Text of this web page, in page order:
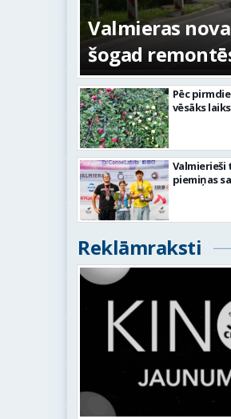
Valmieras
šogad
Pēc
vēsāks laiks
piemiņas
Reklāmraksti